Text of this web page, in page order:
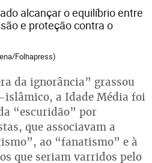
alcançar o equilíbrio entre
e proteção contra o
Folhapress)
da ignorância” grassou
a Idade Média foi
“escuridão” por
que associavam a
ao “fanatismo” e à
que seriam varridos pelo